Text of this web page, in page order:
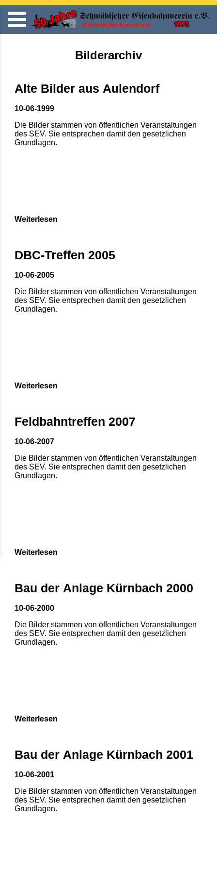
Bilderarchiv
Alte Bilder aus Aulendorf
10-06-1999
Die Bilder stammen von öffentlichen Veranstaltungen
des SEV. Sie entsprechen damit den gesetzlichen
Grundlagen.
Weiterlesen
DBC-Treffen 2005
10-06-2005
Die Bilder stammen von öffentlichen Veranstaltungen
des SEV. Sie entsprechen damit den gesetzlichen
Grundlagen.
Weiterlesen
Feldbahntreffen 2007
10-06-2007
Die Bilder stammen von öffentlichen Veranstaltungen
des SEV. Sie entsprechen damit den gesetzlichen
Grundlagen.
Weiterlesen
Bau der Anlage Kürnbach 2000
10-06-2000
Die Bilder stammen von öffentlichen Veranstaltungen
des SEV. Sie entsprechen damit den gesetzlichen
Grundlagen.
Weiterlesen
Bau der Anlage Kürnbach 2001
10-06-2001
Die Bilder stammen von öffentlichen Veranstaltungen
des SEV. Sie entsprechen damit den gesetzlichen
Grundlagen.